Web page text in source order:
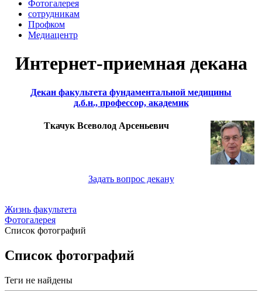
Фотогалерея
сотрудникам
Профком
Медиацентр
Интернет-приемная декана
Декан факультета фундаментальной медицины
д.б.н., профессор, академик
Ткачук Всеволод Арсеньевич
Задать вопрос декану
Жизнь факультета
Фотогалерея
Список фотографий
Список фотографий
Теги не найдены